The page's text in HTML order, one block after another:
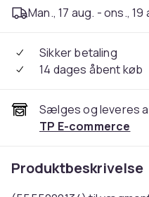
Man., 17 aug. - ons., 19
Sikker betaling
14 dages åbent køb
Sælges og leveres
TP E-commerce
Produktbeskrivelse